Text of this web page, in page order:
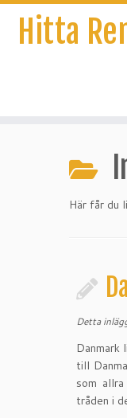
Hitta
Här får du
Detta
till
som
tråden i